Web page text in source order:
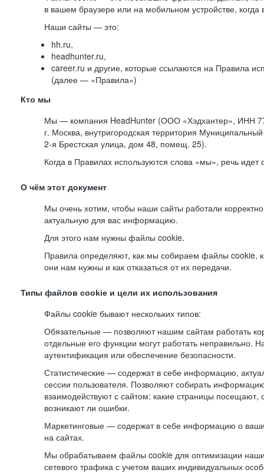
в вашем браузере или на мобильном устройстве,
Наши сайты — это:
hh.ru,
headhunter.ru,
career.ru и другие, которые ссылаются на Правила
(далее — «Правила»)
Кто мы
Мы — компания HeadHunter (ООО «Хэдхантер», ИНН
г. Москва, внутригородская территория Муниципальный
2-я Брестская улица, дом 48, помещ. 25).
Когда в Правилах используются слова «мы», речь
О чём этот документ
Мы очень хотим, чтобы наши сайты работали
актуальную для вас информацию.
Для этого нам нужны файлы cookie.
Правила определяют, как мы собираем файлы cookie,
они нам нужны и как отказаться от их передачи.
Типы файлов cookie и цели их использования
Файлы cookie бывают нескольких типов:
Обязательные — позволяют нашим сайтам работать
отдельные его функции могут работать неправильно.
аутентификация или обеспечение безопасности.
Статистические — содержат в себе информацию,
сессии пользователя. Позволяют собирать
взаимодействуют с сайтом: какие страницы посещают,
возникают ли ошибки.
Маркетинговые — содержат в себе информацию о
на сайтах.
Мы обрабатываем файлы cookie для оптимизации
сетевого трафика с учетом ваших индивидуальных